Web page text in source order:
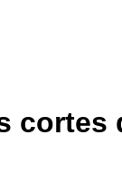
cortes